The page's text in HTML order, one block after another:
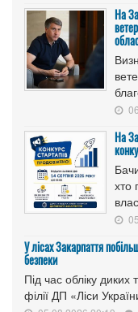
На
На
хто
У лісах Закарпаття
безпеки
Під час обліку диких
філії ДП «Ліси